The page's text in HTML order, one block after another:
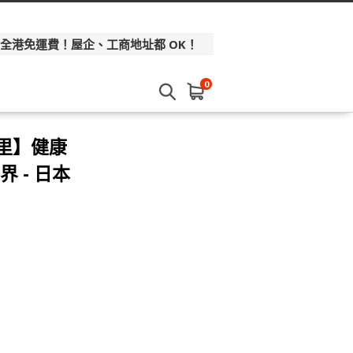
港免運費！屋企、工商地址都 OK！
0
】健康
- 日本